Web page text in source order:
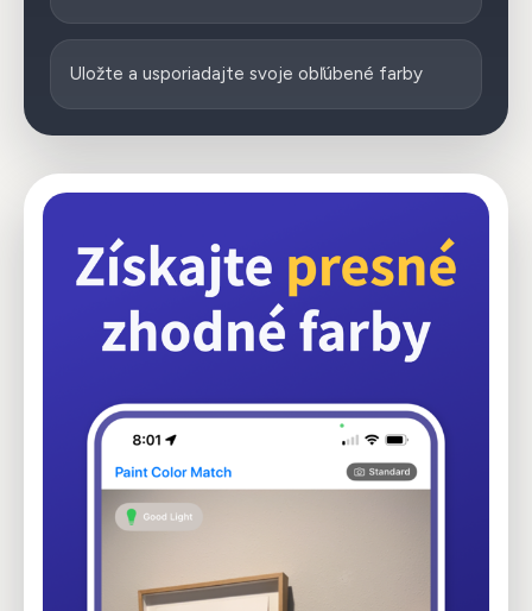
Uložte a usporiadajte svoje obľúbené farby